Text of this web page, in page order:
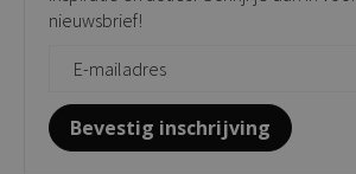
Giftcards
nieuwsbrief!
Bevestig inschrijving